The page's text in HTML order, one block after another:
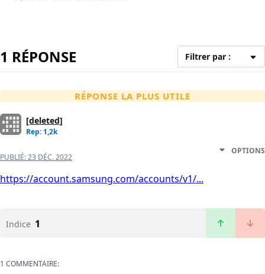
1 RÉPONSE Filtrer par :
RÉPONSE LA PLUS UTILE
[deleted]
Rep: 1,2k
PUBLIÉ:23 DÉC. 2022
OPTIONS
https://account.samsung.com/accounts/v1/...
Indice 1
1 COMMENTAIRE: